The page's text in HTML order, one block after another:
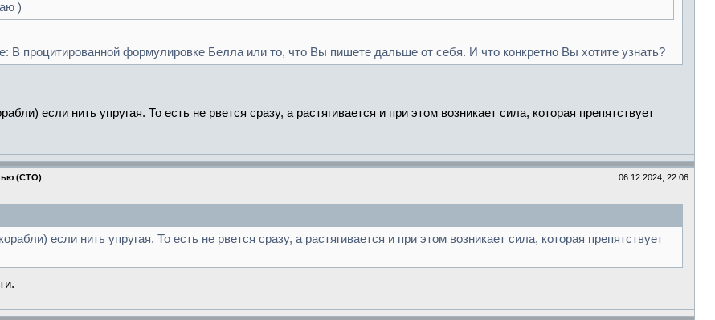
)
В процитированной формулировке Белла или то, что Вы пишете дальше от себя. И что конкретно Вы хотите узнать?
если нить упругая. То есть не рвется сразу, а растягивается и при этом возникает сила, которая препятствует
(СТО) 06.12.2024, 22:06
если нить упругая. То есть не рвется сразу, а растягивается и при этом возникает сила, которая препятствует